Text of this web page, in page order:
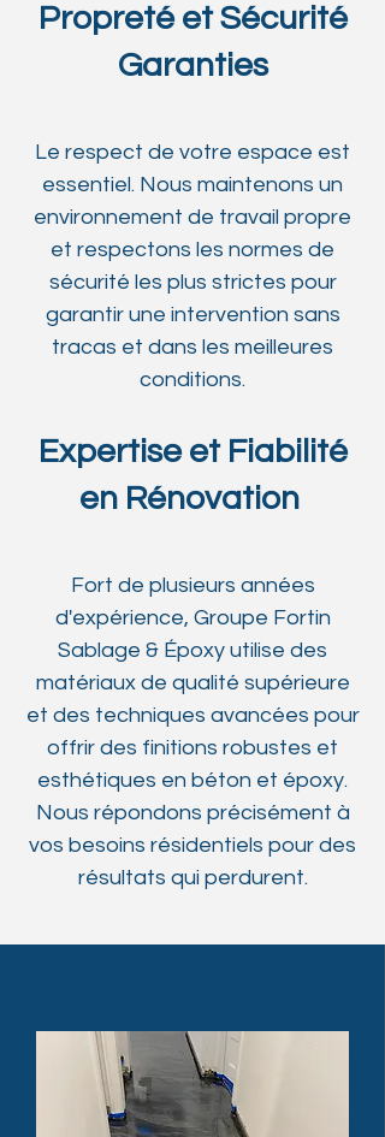
Propreté et Sécurité
Garanties
Le respect de votre espace est
essentiel. Nous maintenons un
environnement de travail propre
et respectons les normes de
sécurité les plus strictes pour
garantir une intervention sans
tracas et dans les meilleures
conditions.
Expertise et Fiabilité
en Rénovation
Fort de plusieurs années
d'expérience, Groupe Fortin
Sablage & Époxy utilise des
matériaux de qualité supérieure
et des techniques avancées pour
offrir des finitions robustes et
esthétiques en béton et époxy.
Nous répondons précisément à
vos besoins résidentiels pour des
résultats qui perdurent.